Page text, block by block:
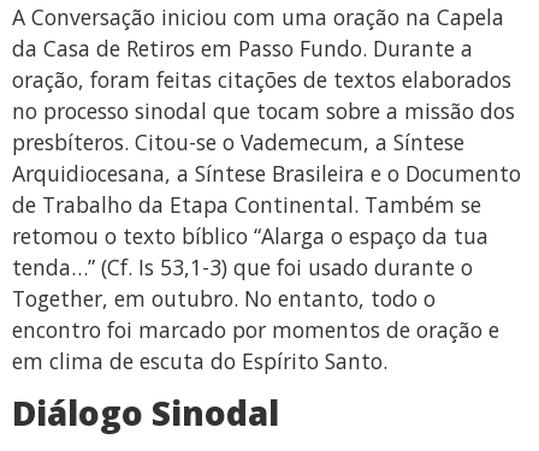
A Conversação iniciou com uma oração na Capela
da Casa de Retiros em Passo Fundo. Durante a
oração, foram feitas citações de textos elaborados
no processo sinodal que tocam sobre a missão dos
presbíteros. Citou-se o Vademecum, a Síntese
Arquidiocesana, a Síntese Brasileira e o Documento
de Trabalho da Etapa Continental. Também se
retomou o texto bíblico “Alarga o espaço da tua
tenda…” (Cf. Is 53,1-3) que foi usado durante o
Together, em outubro. No entanto, todo o
encontro foi marcado por momentos de oração e
em clima de escuta do Espírito Santo.
Diálogo Sinodal